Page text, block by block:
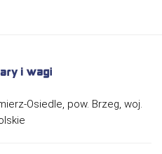
Osiedle, pow. Brzeg, woj.